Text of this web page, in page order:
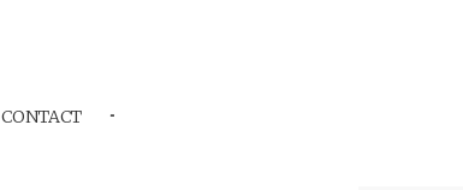
CONTACT ···